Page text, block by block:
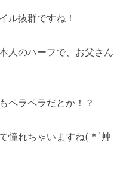
ル抜群ですね！
人のハーフで、お父さん
ペラペラだとか！？
憧れちゃいますね( *´艸